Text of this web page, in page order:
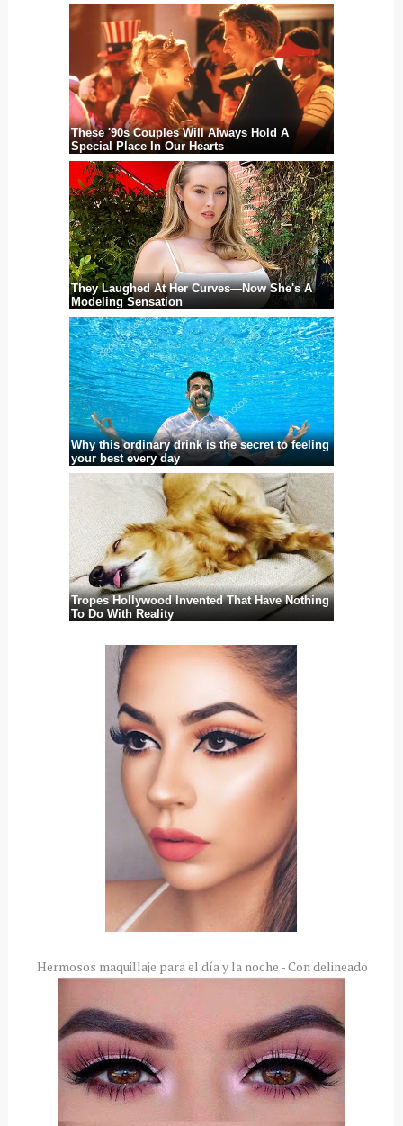
Hermosos maquillaje para el día y la noche - Con delineado